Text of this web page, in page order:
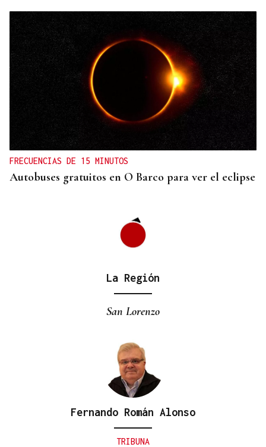
CANEDO
Un herido en la colisión entre dos coches en la
entrada a las termas de Outariz
FRECUENCIAS DE 15 MINUTOS
Autobuses gratuitos en O Barco para ver el eclipse
La Región
San Lorenzo
Fernando Román Alonso
TRIBUNA